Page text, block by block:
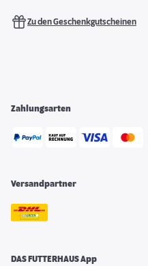
Zu den Geschenkgutscheinen
Zahlungsarten
Versandpartner
DAS FUTTERHAUS App